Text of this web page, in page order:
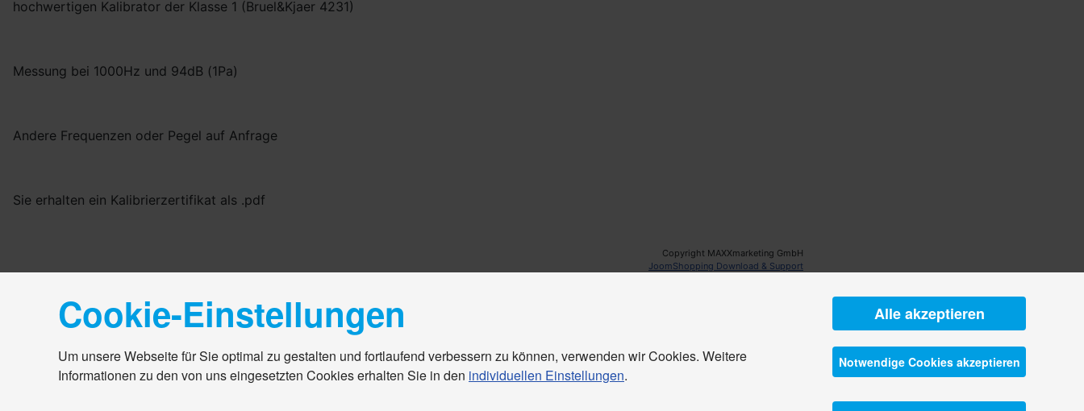
hochwertigen Kalibrator der Klasse 1 (Bruel&Kjaer 4231)
Messung bei 1000Hz und 94dB (1Pa)
Andere Frequenzen oder Pegel auf Anfrage
Sie erhalten ein Kalibrierzertifikat als .pdf
Copyright MAXXmarketing GmbH
JoomShopping Download & Support
Cookie-Einstellungen
Um unsere Webseite für Sie optimal zu gestalten und fortlaufend verbessern zu können, verwenden wir Cookies. Weitere
Informationen zu den von uns eingesetzten Cookies erhalten Sie in den individuellen Einstellungen.
Alle akzeptieren
Notwendige Cookies akzeptieren